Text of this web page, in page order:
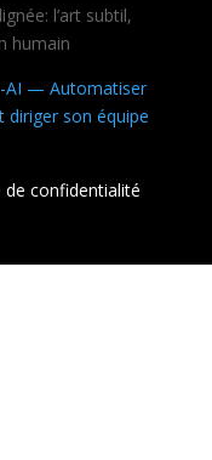
l’art subtil,
humain
AI — Automatiser
diriger son équipe
de confidentialité